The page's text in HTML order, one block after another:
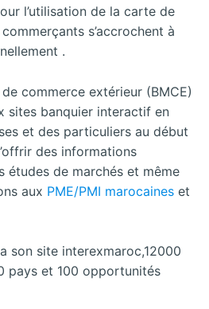
l’utilisation de la carte de
s’accrochent à
.
commerce extérieur (BMCE)
sites banquier interactif en
et des particuliers au début
des informations
études de marchés et même
aux PME/PMI marocaines et
son site interexmaroc,12000
pays et 100 opportunités